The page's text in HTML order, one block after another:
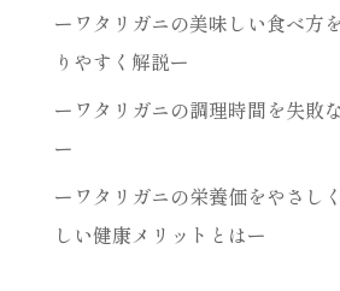
ーワタリガニの美味しい食べ方
りやすく解説ー
ーワタリガニの調理時間を失敗
ー
ーワタリガニの栄養価をやさし
しい健康メリットとはー